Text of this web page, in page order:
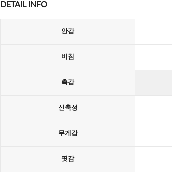
DETAIL INFO
안감
비침
촉감
신축성
무게감
핏감